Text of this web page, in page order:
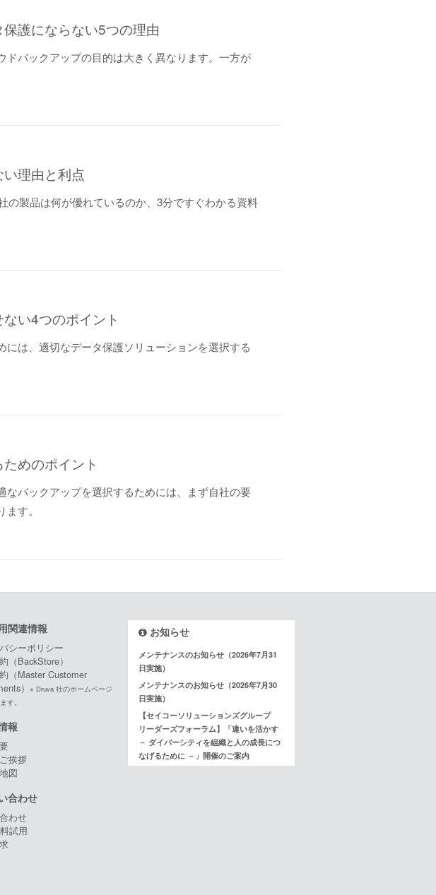
護にならない5つの理由
ドバックアップの目的は大きく異なります。一方が
理由と利点
の製品は何が優れているのか、3分ですぐわかる資料
い4つのポイント
は、適切なデータ保護ソリューションを選択する
めのポイント
なバックアップを選択するためには、まず自社の要
す。
関連情報
シーポリシー
（BackStore）
（Master Customer
） ※ Druva 社のホームページ
す。
報
挨拶
図
合わせ
わせ
試用
お知らせ
メンテナンスのお知らせ（2026年7月31
日実施）
メンテナンスのお知らせ（2026年7月30
日実施）
【セイコーソリューションズグループ
リーダーズフォーラム】「違いを活かす
－ ダイバーシティを組織と人の成長につ
なげるために －」開催のご案内